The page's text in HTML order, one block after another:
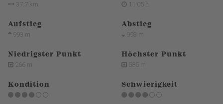
37.7 km 11:05 h
Aufstieg
993 m
Abstieg
993 m
Niedrigster Punkt
266 m
Höchster Punkt
585 m
Kondition Schwierigkeit